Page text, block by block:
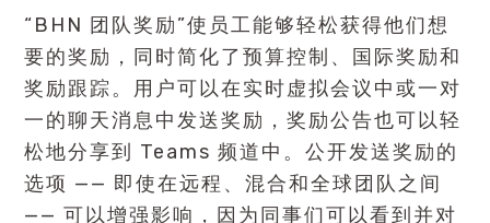
“BHN 团队奖励”使员工能够轻松获得他们想
要的奖励，同时简化了预算控制、国际奖励和
奖励跟踪。用户可以在实时虚拟会议中或一对
一的聊天消息中发送奖励，奖励公告也可以轻
松地分享到 Teams 频道中。公开发送奖励的
选项 —— 即使在远程、混合和全球团队之间
—— 可以增强影响，因为同事们可以看到并对